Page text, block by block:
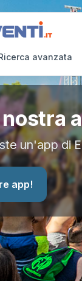
avanzata
un'app di
app!